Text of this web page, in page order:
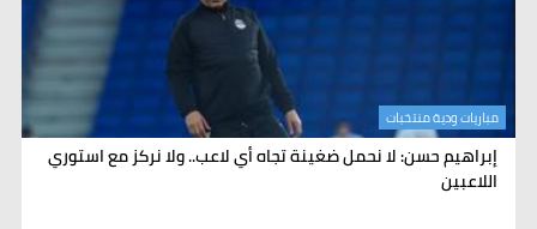
إبراهيم حسن: لا نحمل ضغينة تجاه أي لاعب.. ولا نركز مع استوري
اللاعبين
مباريات ودية منتخبات